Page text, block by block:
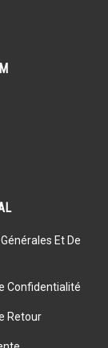
Et De
Confidentialité
Retour